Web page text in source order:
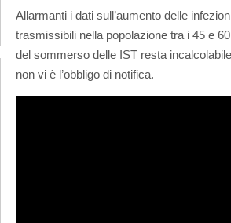
Allarmanti i dati sull’aumento delle
trasmissibili nella popolazione tra i 45 e
del sommerso delle IST resta
non vi è l’obbligo di notifica.